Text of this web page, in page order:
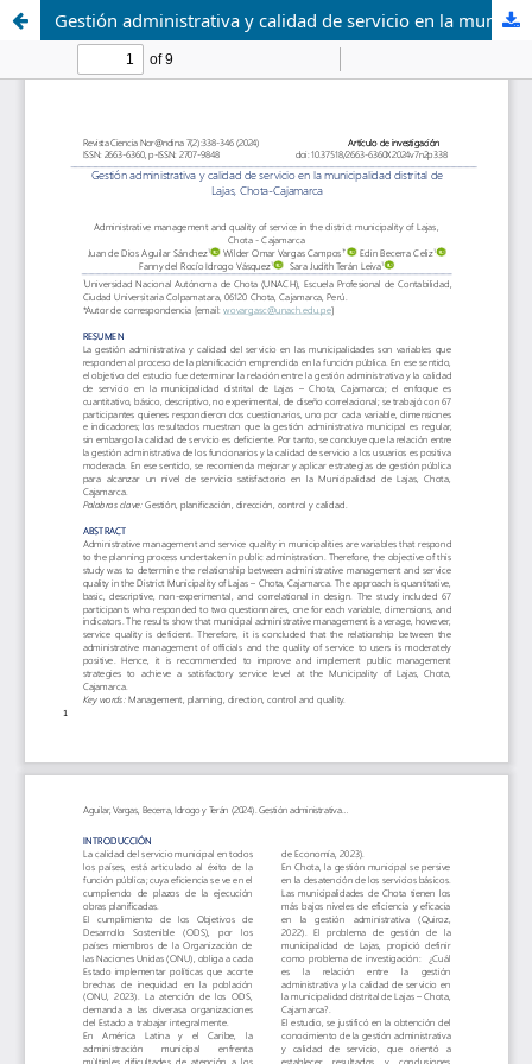
Gestión administrativa y calidad de servicio en la municipalidad distrital de Lajas, Chota-Cajamarca